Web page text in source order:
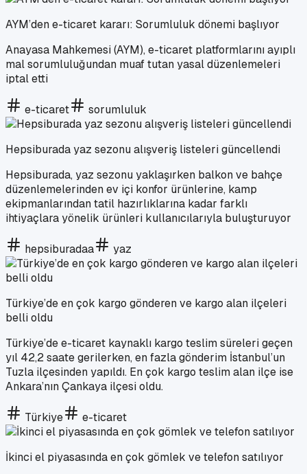
AYM’den e-ticaret kararı: Sorumluluk dönemi başlıyor
Anayasa Mahkemesi (AYM), e-ticaret platformlarını ayıplı
mal sorumluluğundan muaf tutan yasal düzenlemeleri
iptal etti
e-ticaret sorumluluk
Hepsiburada yaz sezonu alışveriş listeleri güncellendi
Hepsiburada, yaz sezonu yaklaşırken balkon ve bahçe
düzenlemelerinden ev içi konfor ürünlerine, kamp
ekipmanlarından tatil hazırlıklarına kadar farklı
ihtiyaçlara yönelik ürünleri kullanıcılarıyla buluşturuyor
hepsiburadaa yaz
Türkiye’de en çok kargo gönderen ve kargo alan ilçeleri
belli oldu
Türkiye’de e-ticaret kaynaklı kargo teslim süreleri geçen
yıl 42,2 saate gerilerken, en fazla gönderim İstanbul’un
Tuzla ilçesinden yapıldı. En çok kargo teslim alan ilçe ise
Ankara’nın Çankaya ilçesi oldu.
Türkiye e-ticaret
İkinci el piyasasında en çok gömlek ve telefon satılıyor